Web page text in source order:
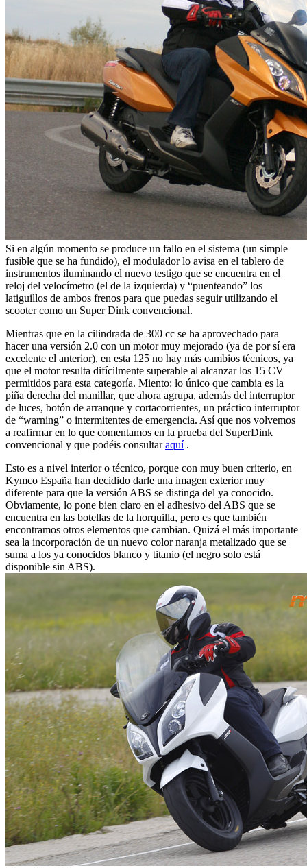
Si en algún momento se produce un fallo en el sistema (un simple
fusible que se ha fundido), el modulador lo avisa en el tablero de
instrumentos iluminando el nuevo testigo que se encuentra en el
reloj del velocímetro (el de la izquierda) y “puenteando” los
latiguillos de ambos frenos para que puedas seguir utilizando el
scooter como un Super Dink convencional.
Mientras que en la cilindrada de 300 cc se ha aprovechado para
hacer una versión 2.0 con un motor muy mejorado (ya de por sí era
excelente el anterior), en esta 125 no hay más cambios técnicos, ya
que el motor resulta difícilmente superable al alcanzar los 15 CV
permitidos para esta categoría. Miento: lo único que cambia es la
piña derecha del manillar, que ahora agrupa, además del interruptor
de luces, botón de arranque y cortacorrientes, un práctico interruptor
de “warning” o intermitentes de emergencia. Así que nos volvemos
a reafirmar en lo que comentamos en la prueba del SuperDink
convencional y que podéis consultaraquí.
Esto es a nivel interior o técnico, porque con muy buen criterio, en
Kymco España han decidido darle una imagen exterior muy
diferente para que la versión ABS se distinga del ya conocido.
Obviamente, lo pone bien claro en el adhesivo del ABS que se
encuentra en las botellas de la horquilla, pero es que también
encontramos otros elementos que cambian. Quizá el más importante
sea la incorporación de un nuevo color naranja metalizado que se
suma a los ya conocidos blanco y titanio (el negro solo está
disponible sin ABS).